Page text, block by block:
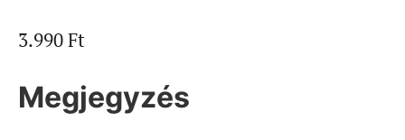
3.990Ft
Megjegyzés